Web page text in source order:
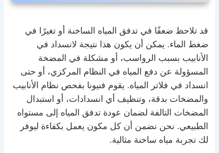
قد تلاحظ ضعفًا في تدفق المياه الساخنة أو تغيرًا في
ضغط الماء. يمكن أن يكون هذا نتيجة لانسداد في
الأنابيب بسبب الرواسب، أو مشكلة في المضخة
المسؤولة عن دفع المياه في النظام المركزي، أو حتى
انسداد في فلاتر المياه. يقوم فنيونا بفحص نظام الأنابيب
والمضخات بدقة، وتنظيف أي انسدادات، أو استبدال
المضخات التالفة لضمان عودة تدفق المياه إلى مستواه
الطبيعي. نحن نضمن أن كل مكون يعمل بكفاءة ليوفر
لك تجربة مياه ساخنة مثالية.